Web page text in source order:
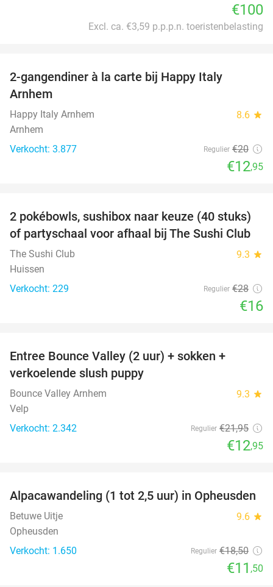
€100
Excl. ca. €3,59 p.p.p.n. toeristenbelasting
2-gangendiner à la carte bij Happy Italy
Arnhem
Happy Italy Arnhem 8.6 star
Arnhem
Verkocht: 3.877
Regulier €20
€12,95
43%
2 pokébowls, sushibox naar keuze (40 stuks)
of partyschaal voor afhaal bij The Sushi Club
The Sushi Club 9.3 star
Huissen
Verkocht: 229
Regulier €28
€16
Entree Bounce Valley (2 uur) + sokken +
verkoelende slush puppy
Bounce Valley Arnhem 9.3 star
Velp
Verkocht: 2.342
Regulier €21,95
€12,95
38%
Alpacawandeling (1 tot 2,5 uur) in Opheusden
Betuwe Uitje 9.6 star
Opheusden
Verkocht: 1.650
Regulier €18,50
€11 ,50